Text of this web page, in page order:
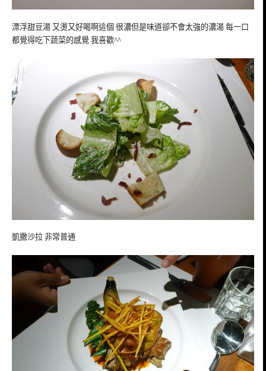
漂浮甜豆湯 又燙又好喝啊這個 很濃但是味道卻不會太強的濃湯 每一口
都覺得吃下蔬菜的感覺 我喜歡^^
凱撒沙拉 非常普通